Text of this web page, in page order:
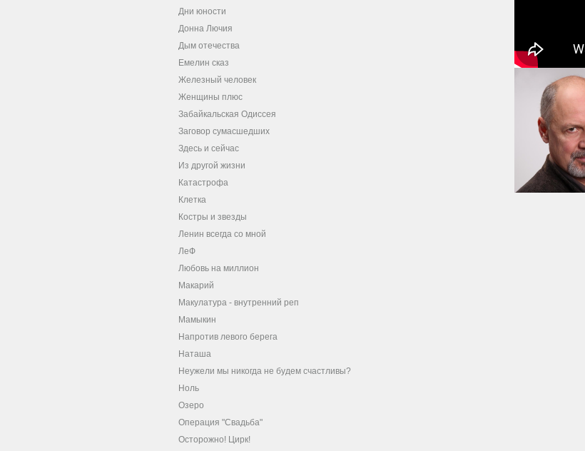
Дни юности
Донна Лючия
Дым отечества
Емелин сказ
Железный человек
Женщины плюс
Забайкальская Одиссея
Заговор сумасшедших
Здесь и сейчас
Из другой жизни
Катастрофа
Клетка
Костры и звезды
Ленин всегда со мной
ЛеФ
Любовь на миллион
Макарий
Макулатура - внутренний реп
Мамыкин
Напротив левого берега
Наташа
Неужели мы никогда не будем счастливы?
Ноль
Озеро
Операция "Свадьба"
Осторожно! Цирк!